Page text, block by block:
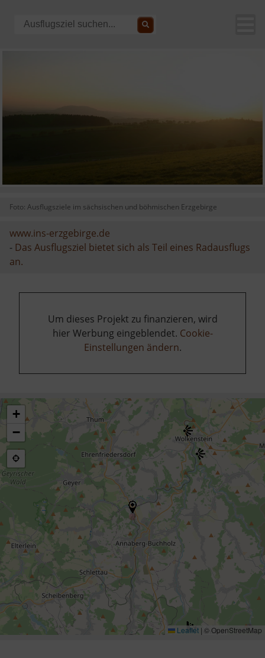
Foto: Ausflugsziele im sächsischen und böhmischen Erzgebirge
www.ins-erzgebirge.de
- Das Ausflugsziel bietet sich als Teil eines Radausflugs
an.
Um dieses Projekt zu finanzieren, wird
hier Werbung eingeblendet. Cookie-
Einstellungen ändern.
+
−
Leaflet | © OpenStreetMap